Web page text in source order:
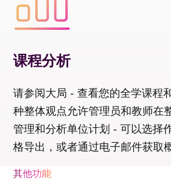
课程分析
请参阅大局 - 查看您的全学课程
种整体观点允许管理员和教师在
管理和分析单位计划 - 可以选择
格导出，或者通过电子邮件获取
其他功能